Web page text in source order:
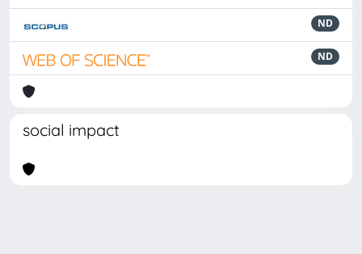
ND
ND
social impact